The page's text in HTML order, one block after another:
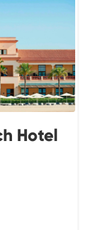
Hotel